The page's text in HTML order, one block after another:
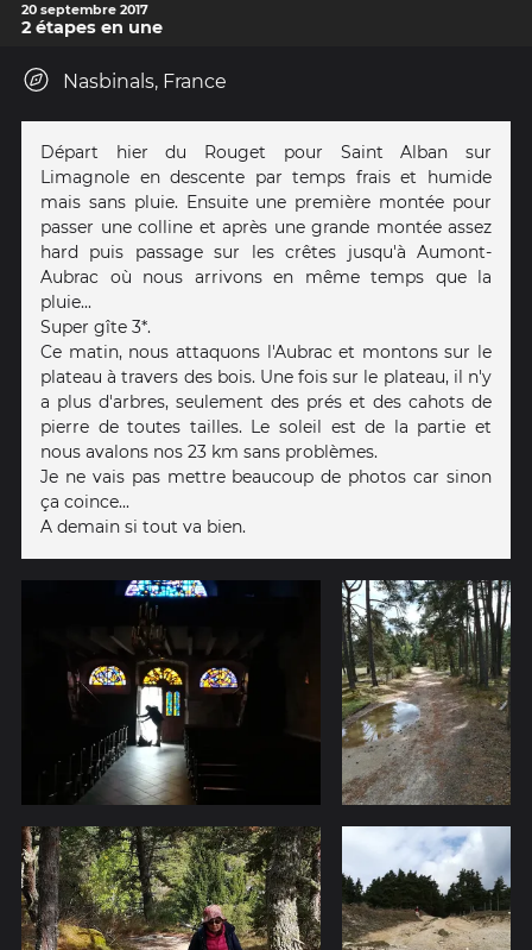
20 septembre 2017
2 étapes en une
Nasbinals, France
Départ hier du Rouget pour Saint Alban sur
Limagnole en descente par temps frais et humide
mais sans pluie. Ensuite une première montée pour
passer une colline et après une grande montée assez
hard puis passage sur les crêtes jusqu'à Aumont-
Aubrac où nous arrivons en même temps que la
pluie...
Super gîte 3*.
Ce matin, nous attaquons l'Aubrac et montons sur le
plateau à travers des bois. Une fois sur le plateau, il n'y
a plus d'arbres, seulement des prés et des cahots de
pierre de toutes tailles. Le soleil est de la partie et
nous avalons nos 23 km sans problèmes.
Je ne vais pas mettre beaucoup de photos car sinon
ça coince...
A demain si tout va bien.